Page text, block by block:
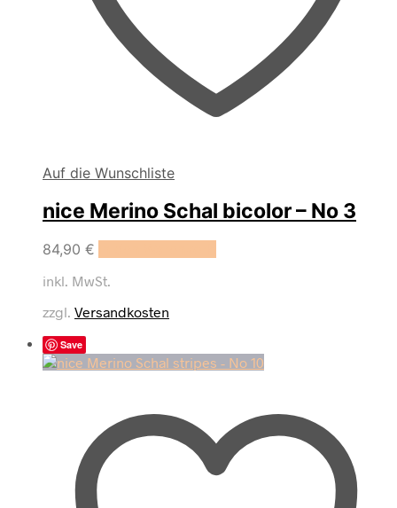
Auf die Wunschliste
nice Merino Schal bicolor – No 3
84,90 €
inkl. MwSt.
zzgl. Versandkosten
Save